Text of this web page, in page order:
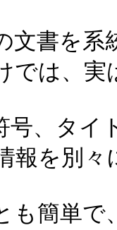
文書を系
では、実
号、タイ
報を別
も簡単で